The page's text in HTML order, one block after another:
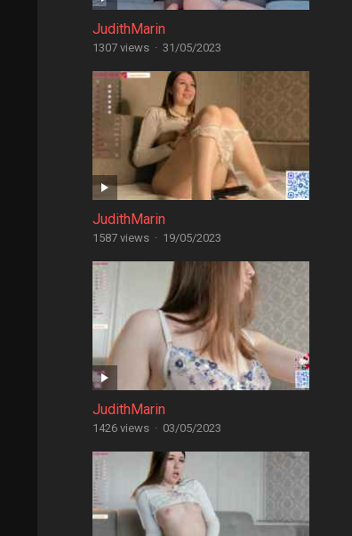
JudithMarin
1307 views · 31/05/2023
JudithMarin
1587 views · 19/05/2023
JudithMarin
1426 views · 03/05/2023